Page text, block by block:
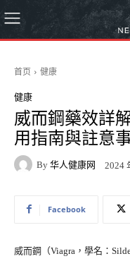
首页 健康
健康
威而鋼藥效詳
用指南與註意
By 华人健康网 2024
Facebook
威而鋼（Viagra，學名：